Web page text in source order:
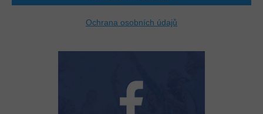
Ochrana osobních údajů